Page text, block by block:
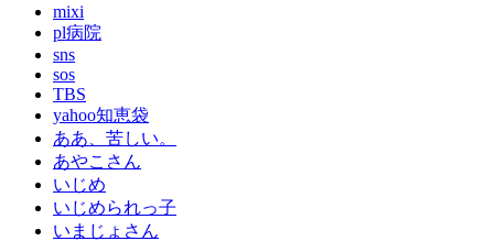
mixi
pl病院
sns
sos
TBS
yahoo知恵袋
ああ、苦しい。
あやこさん
いじめ
いじめられっ子
いまじょさん